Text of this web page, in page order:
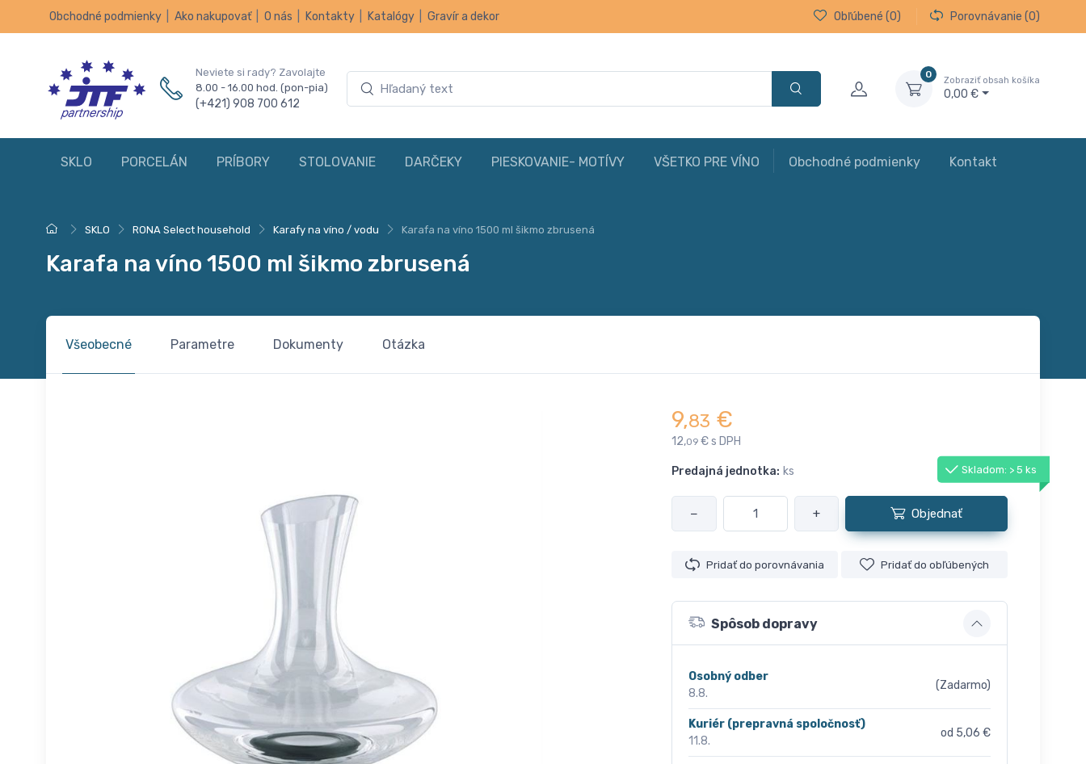
Obchodné podmienky Ako nakupovať O nás Kontakty Katalógy Gravír a dekor Obľúbené (0) Porovnávanie (0)
Neviete si rady? Zavolajte
8.00 - 16.00 hod. (pon-pia)
(+421) 908 700 612
0
Zobraziť obsah košíka
0,00 €
SKLO PORCELÁN PRÍBORY STOLOVANIE DARČEKY PIESKOVANIE- MOTÍVY VŠETKO PRE VÍNO Obchodné podmienky Kontakt
SKLO RONA Select household Karafy na víno / vodu Karafa na víno 1500 ml šikmo zbrusená
Karafa na víno 1500 ml šikmo zbrusená
Všeobecné Parametre Dokumenty Otázka
9,83 €
12,09 € s DPH
Predajná jednotka: ks Skladom: > 5 ks
− + Objednať
Pridať do porovnávania Pridať do obľúbených
Spôsob dopravy
Osobný odber
8.8.
(Zadarmo)
Kuriér (prepravná spoločnosť)
11.8.
od 5,06 €